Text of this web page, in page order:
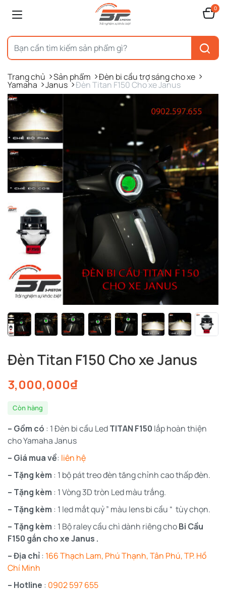
0
Trang chủ Sản phẩm Đèn bi cầu trợ sáng cho xe
Yamaha Janus Đèn Titan F150 Cho xe Janus
Đèn Titan F150 Cho xe Janus
3,000,000₫
Còn hàng
– Gồm có : 1 Đèn bi cầu LedTITAN F150 lắp hoàn thiện
cho Yamaha Janus
– Giá mua về: liên hệ
– Tặng kèm : 1 bộ pát treo đèn tăng chỉnh cao thấp đèn.
– Tặng kèm : 1 Vòng 3D tròn Led màu trắng.
– Tặng kèm : 1 led mắt quỷ ” màu lens bi cầu “ tùy chọn.
– Tặng kèm : 1 Bộ raley cầu chì dành riêng choBi Cầu
F150 gắn cho xe Janus .
– Địa chỉ: 166 Thạch Lam, Phú Thạnh, Tân Phú, TP. Hồ
Chí Minh
– Hotline : 0902 597 655